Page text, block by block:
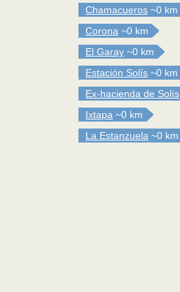
Chamacueros ~0 km
Corona ~0 km
El Garay ~0 km
Estación Solís ~0 km
Ex-hacienda de Solís
Ixtapa ~0 km
La Estanzuela ~0 km